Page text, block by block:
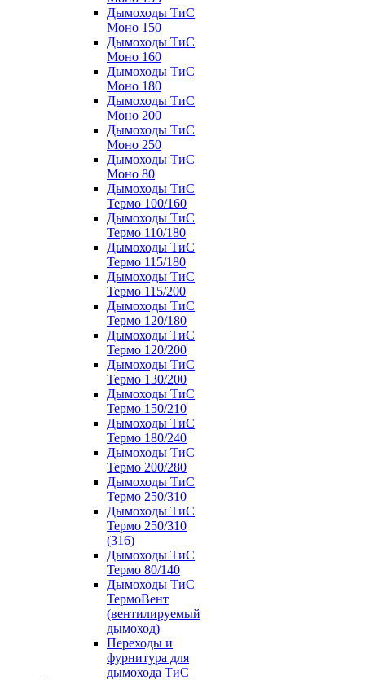
Дымоходы ТиС
Моно 150
Дымоходы ТиС
Моно 160
Дымоходы ТиС
Моно 180
Дымоходы ТиС
Моно 200
Дымоходы ТиС
Моно 250
Дымоходы ТиС
Моно 80
Дымоходы ТиС
Термо 100/160
Дымоходы ТиС
Термо 110/180
Дымоходы ТиС
Термо 115/180
Дымоходы ТиС
Термо 115/200
Дымоходы ТиС
Термо 120/180
Дымоходы ТиС
Термо 120/200
Дымоходы ТиС
Термо 130/200
Дымоходы ТиС
Термо 150/210
Дымоходы ТиС
Термо 180/240
Дымоходы ТиС
Термо 200/280
Дымоходы ТиС
Термо 250/310
Дымоходы ТиС
Термо 250/310
(316)
Дымоходы ТиС
Термо 80/140
Дымоходы ТиС
ТермоВент
(вентилируемый
дымоход)
Переходы и
фурнитура для
дымохода ТиС